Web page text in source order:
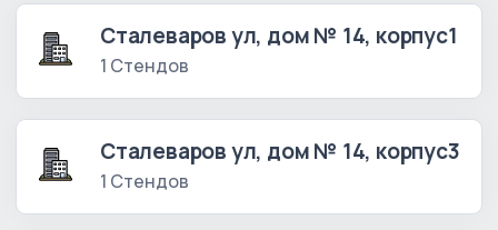
Сталеваров ул, дом № 14, корпус1
1 Стендов
Сталеваров ул, дом № 14, корпус3
1 Стендов